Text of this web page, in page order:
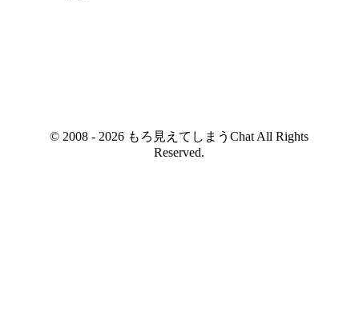
© 2008 - 2026 もろ見えてしまうChat All Rights
Reserved.